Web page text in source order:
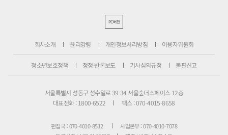
PC버전
회사소개 윤리강령 개인정보처리방침 이용자위원회
청소년보호정책 정정·반론보도 기사심의규정 불편신고
서울특별시 성동구 성수일로 39-34 서울숲더스페이스 12층
대표전화 : 1800-6522
팩스 : 070-4015-8658
편집국 : 070-4010-8512
사업본부 : 070-4010-7078